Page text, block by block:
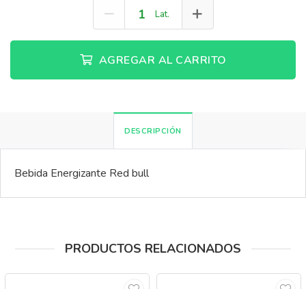
Lat.
AGREGAR AL CARRITO
DESCRIPCIÓN
Bebida Energizante Red bull
PRODUCTOS RELACIONADOS